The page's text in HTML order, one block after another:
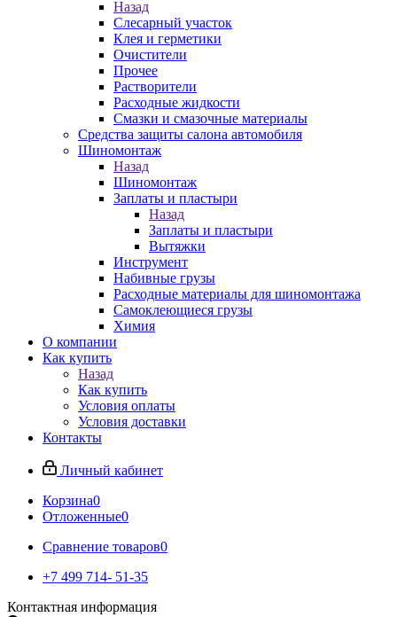
Назад
Слесарный участок
Клея и герметики
Очистители
Прочее
Растворители
Расходные жидкости
Смазки и смазочные материалы
Средства защиты салона автомобиля
Шиномонтаж
Назад
Шиномонтаж
Заплаты и пластыри
Назад
Заплаты и пластыри
Вытяжки
Инструмент
Набивные грузы
Расходные материалы для шиномонтажа
Самоклеющиеся грузы
Химия
О компании
Как купить
Назад
Как купить
Условия оплаты
Условия доставки
Контакты
Личный кабинет
Корзина0
Отложенные0
Сравнение товаров0
+7 499 714- 51-35
Контактная информация